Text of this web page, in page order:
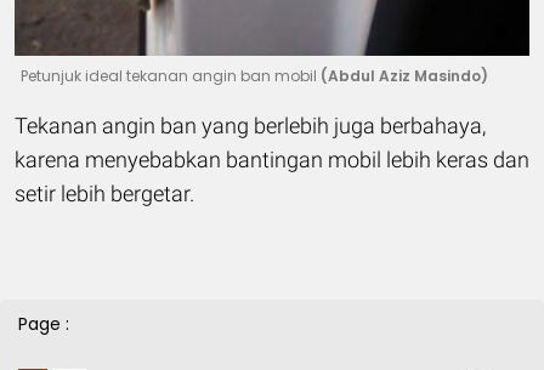
Petunjuk ideal tekanan angin ban mobil (Abdul Aziz Masindo)
Tekanan angin ban yang berlebih juga berbahaya,
karena menyebabkan bantingan mobil lebih keras dan
setir lebih bergetar.
Page :